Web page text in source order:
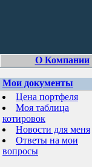
О Компании
Мои документы
Цена портфеля
Моя таблица
котировок
Новости для меня
Ответы на мои
вопросы